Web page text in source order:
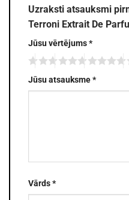
Uzraksti atsauksmi
Terroni Extrait De
Jūsu vērtējums*
Jūsu atsauksme*
Vārds*